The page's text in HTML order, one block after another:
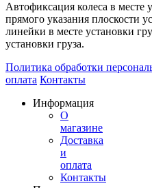
Автофиксация колеса в месте
прямого указания плоскости
линейки в месте установки
установки груза.
Политика обработки
оплата Контакты
Информация
О
магазине
Доставка
и
оплата
Контакты